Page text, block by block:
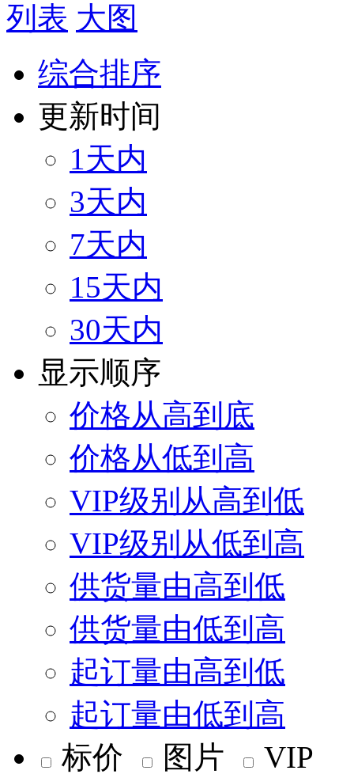
列表 大图
综合排序
更新时间
1天内
3天内
7天内
15天内
30天内
显示顺序
价格从高到底
价格从低到高
VIP级别从高到低
VIP级别从低到高
供货量由高到低
供货量由低到高
起订量由高到低
起订量由低到高
标价
图片 VIP